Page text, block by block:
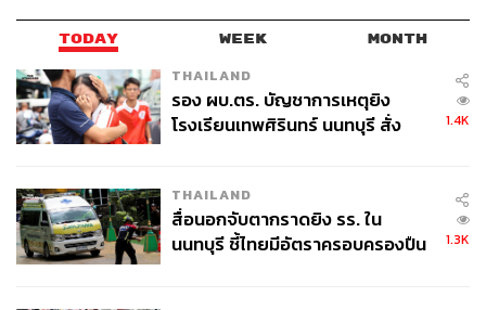
TODAY WEEK MONTH
THAILAND
รอง ผบ.ตร. บัญชาการเหตุยิง
โรงเรียนเทพศิรินทร์ นนทบุรี สั่ง
1.4K
THAILAND
สื่อนอกจับตากราดยิง รร. ใน
นนทบุรี ชี้ไทยมีอัตราครอบครองปืน
1.3K